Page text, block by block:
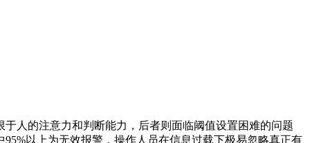
人的注意力和判断能力，后者则面临阈值设置困难的问题
以上为无效报警，操作人员在信息过载下极易忽略真正有